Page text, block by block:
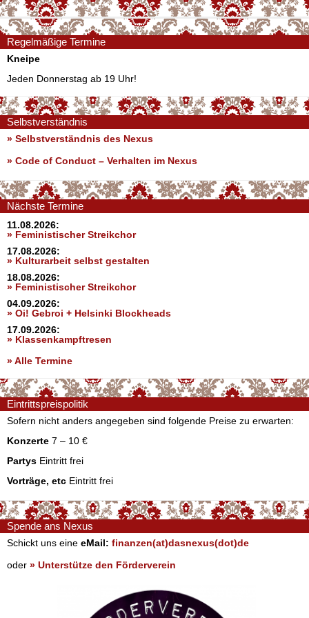
Regelmäßige Termine
Kneipe
Jeden Donnerstag ab 19 Uhr!
Selbstverständnis
» Selbstverständnis des Nexus
» Code of Conduct – Verhalten im Nexus
Nächste Termine
11.08.2026:
» Feministischer Streikchor
17.08.2026:
» Kulturarbeit selbst gestalten
18.08.2026:
» Feministischer Streikchor
04.09.2026:
» Oi! Gebroi + Helsinki Blockheads
17.09.2026:
» Klassenkampftresen
» Alle Termine
Eintrittspreispolitik
Sofern nicht anders angegeben sind folgende Preise zu erwarten:
Konzerte 7 – 10 €
Partys Eintritt frei
Vorträge, etc Eintritt frei
Spende ans Nexus
Schickt uns eine eMail: finanzen(at)dasnexus(dot)de
oder » Unterstütze den Förderverein